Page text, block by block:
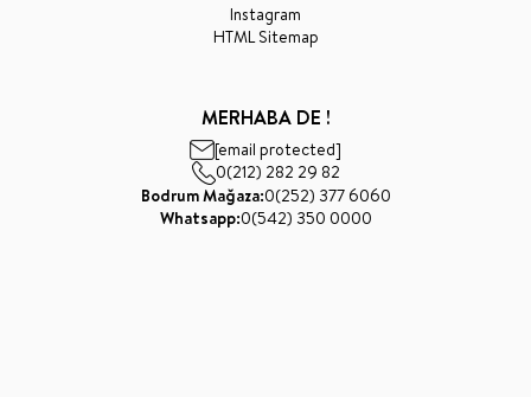
Instagram
HTML Sitemap
MERHABA DE !
[email protected]
0(212) 282 29 82
Bodrum Mağaza:0(252) 377 6060
Whatsapp:0(542) 350 0000